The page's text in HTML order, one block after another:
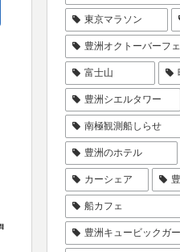
東京マラソン
豊洲オクトーバーフ
富士山
豊洲シエルタワー
南極観測船しらせ
豊洲のホテル
カーシェア
船カフェ
豊洲キュービックガ